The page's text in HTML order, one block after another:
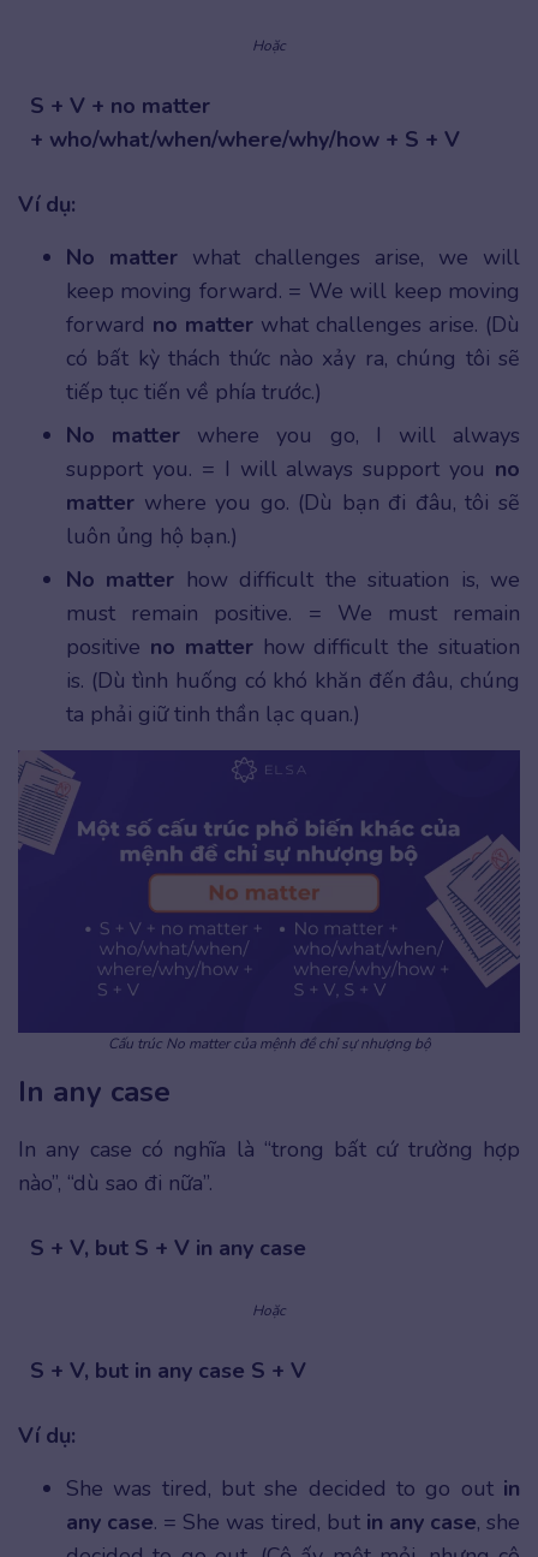
Hoặc
S + V + no matter
+ who/what/when/where/why/how + S + V
Ví dụ:
No matter what challenges arise, we will
keep moving forward. = We will keep moving
forward no matter what challenges arise. (Dù
có bất kỳ thách thức nào xảy ra, chúng tôi sẽ
tiếp tục tiến về phía trước.)
No matter where you go, I will always
support you. = I will always support you no
matter where you go. (Dù bạn đi đâu, tôi sẽ
luôn ủng hộ bạn.)
No matter how difficult the situation is, we
must remain positive. = We must remain
positive no matterhow difficult the situation
is. (Dù tình huống có khó khăn đến đâu, chúng
ta phải giữ tinh thần lạc quan.)
Cấu trúc No matter của mệnh đề chỉ sự nhượng bộ
In any case
In any case có nghĩa là “trong bất cứ trường hợp
nào”, “dù sao đi nữa”.
S + V, but S + V in any case
Hoặc
S + V, but in any case S + V
Ví dụ:
She was tired, but she decided to go out in
any case. = She was tired, but in any case, she